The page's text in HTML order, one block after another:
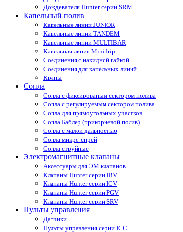
Дождеватели Hunter серии SRM
Капельный полив
Капельные линии JUNIOR
Капельные линии TANDEM
Капельные линии MULTIBAR
Капельная линия Minidrip
Соединения с накидной гайкой
Соединения для капельных линий
Краны
Сопла
Cопла с фиксированым сектором полива
Сопла с регулируемым сектором полива
Сопла для прямоугольных участков
Сопла Баблер (прикорневой полив)
Сопла с малой дальностью
Сопла микро-спрей
Сопла струйные
Электромагнитные клапаны
Аксессуары для ЭМ клапанов
Клапаны Hunter серии IBV
Клапаны Hunter серии ICV
Клапаны Hunter серии PGV
Клапаны Hunter серии SRV
Пульты управления
Датчики
Пульты управления серии ICС